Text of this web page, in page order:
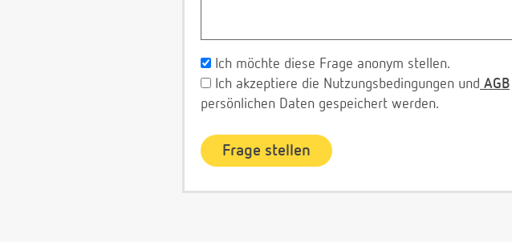
Ich möchte diese Frage anonym stellen.
Ich akzeptiere die Nutzungsbedingungen und AGB
persönlichen Daten gespeichert werden.